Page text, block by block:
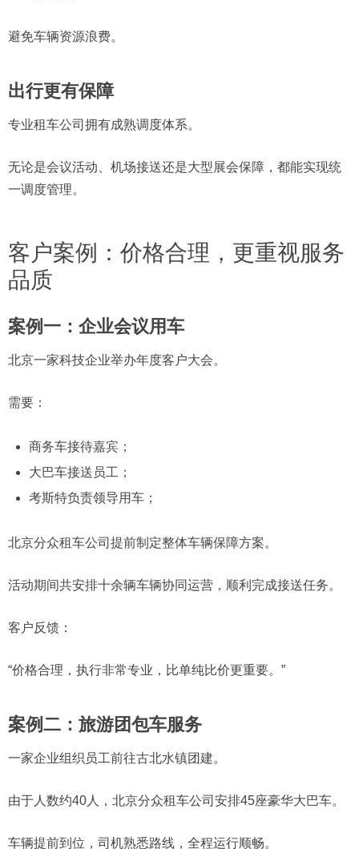
避免车辆资源浪费。
出行更有保障
专业租车公司拥有成熟调度体系。
无论是会议活动、机场接送还是大型展会保障，都能实现统
一调度管理。
客户案例：价格合理，更重视服务
品质
案例一：企业会议用车
北京一家科技企业举办年度客户大会。
需要：
商务车接待嘉宾；
大巴车接送员工；
考斯特负责领导用车；
北京分众租车公司提前制定整体车辆保障方案。
活动期间共安排十余辆车辆协同运营，顺利完成接送任务。
客户反馈：
“价格合理，执行非常专业，比单纯比价更重要。”
案例二：旅游团包车服务
一家企业组织员工前往古北水镇团建。
由于人数约40人，北京分众租车公司安排45座豪华大巴车。
车辆提前到位，司机熟悉路线，全程运行顺畅。